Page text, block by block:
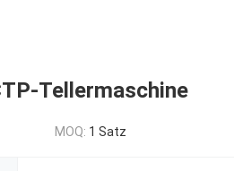
Tellermaschine
MOQ: 1 Satz